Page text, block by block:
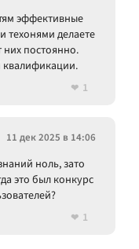
эффективные
техонями делаете
них постоянно.
квалификации.
1
11 дек 2025 в 14:06
ноль, зато
это был конкурс
1